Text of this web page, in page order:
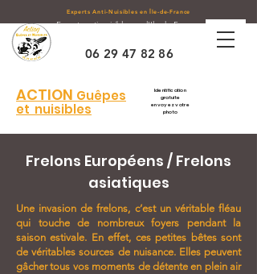
Experts Anti-Nuisibles en Île-de-France
ACTION Guêpes
et nuisibles
06 29 47 82 86
Experts anti-nuisibles sur l'Ile de France,
Identification
gratuite
envoyez votre
photo
Frelons Européens / Frelons
asiatiques
Une invasion de frelons, c’est un véritable fléau
qui touche de nombreux foyers pendant la
saison estivale. En effet, ces petites bêtes sont
de véritables sources de nuisance. Elles peuvent
gâcher tous vos moments de détente en plein air